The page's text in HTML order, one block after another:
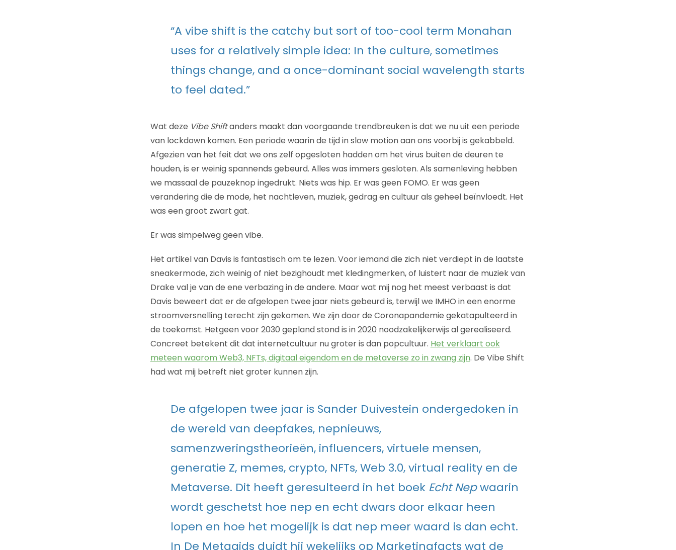
“A vibe shift is the catchy but sort of too-cool term Monahan
uses for a relatively simple idea: In the culture, sometimes
things change, and a once-dominant social wavelength starts
to feel dated.”
Wat deze Vibe Shiftanders maakt dan voorgaande trendbreuken is dat we nu uit een periode
van lockdown komen. Een periode waarin de tijd in slow motion aan ons voorbij is gekabbeld.
Afgezien van het feit dat we ons zelf opgesloten hadden om het virus buiten de deuren te
houden, is er weinig spannends gebeurd. Alles was immers gesloten. Als samenleving hebben
we massaal de pauzeknop ingedrukt. Niets was hip. Er was geen FOMO. Er was geen
verandering die de mode, het nachtleven, muziek, gedrag en cultuur als geheel beïnvloedt. Het
was een groot zwart gat.
Er was simpelweg geen vibe.
Het artikel van Davis is fantastisch om te lezen. Voor iemand die zich niet verdiept in de laatste
sneakermode, zich weinig of niet bezighoudt met kledingmerken, of luistert naar de muziek van
Drake val je van de ene verbazing in de andere. Maar wat mij nog het meest verbaast is dat
Davis beweert dat er de afgelopen twee jaar niets gebeurd is, terwijl we IMHO in een enorme
stroomversnelling terecht zijn gekomen. We zijn door de Coronapandemie gekatapulteerd in
de toekomst. Hetgeen voor 2030 gepland stond is in 2020 noodzakelijkerwijs al gerealiseerd.
Concreet betekent dit dat internetcultuur nu groter is dan popcultuur. Het verklaart ook
meteen waarom Web3, NFTs, digitaal eigendom en de metaverse zo in zwang zijn. De Vibe Shift
had wat mij betreft niet groter kunnen zijn.
De afgelopen twee jaar is Sander Duivestein ondergedoken in
de wereld van deepfakes, nepnieuws,
samenzweringstheorieën, influencers, virtuele mensen,
generatie Z, memes, crypto, NFTs, Web 3.0, virtual reality en de
Metaverse. Dit heeft geresulteerd in het boek Echt Nepwaarin
wordt geschetst hoe nep en echt dwars door elkaar heen
lopen en hoe het mogelijk is dat nep meer waard is dan echt.
In De Metagids duidt hij wekelijks op Marketingfacts wat de